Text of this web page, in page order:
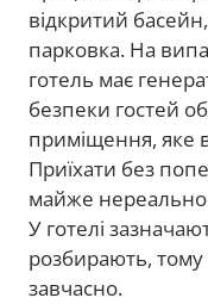
відкритий
парковка. На
готель має
безпеки гостей
приміщення, яке
Приїхати без
майже нереально
У готелі
розбирають,
завчасно.